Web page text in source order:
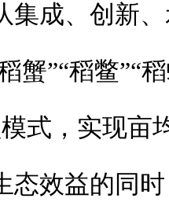
集成、创新
蟹”“稻鳖”“
式，实现亩
态效益的同